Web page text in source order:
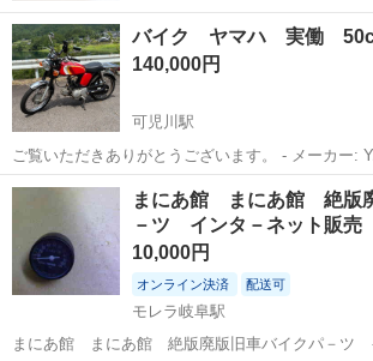
バイク ヤマハ 実働
140,000円
可児川駅
ご覧いただきありがとうございます。 - メーカー: YAMAHA - 車種: fb-
1 four - カラー: レッド/ホワイト - 装備: リアキャリア 自賠責2年
ます。 岐阜県可児市にて現車確認可能です。 7月...
岐阜 可児市 可児川駅 ヤマハ four
まにあ館 まにあ館 絶版
－ツ インタ－ネット
10,000円
オンライン決済 配送可
モレラ岐阜駅
まにあ館 まにあ館 絶版廃版旧車バイクパ－ツ